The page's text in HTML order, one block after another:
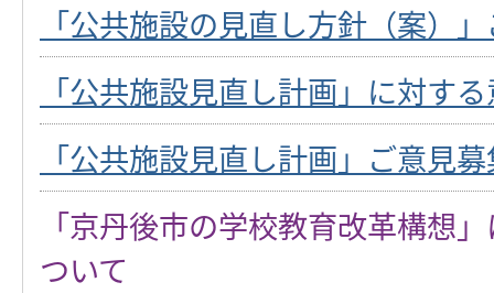
「公共施設の見直し方針（案）
「公共施設見直し計画」に対す
「公共施設見直し計画」ご意見
「京丹後市の学校教育改革構想
ついて